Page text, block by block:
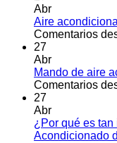
Abr
Aire
Comentarios
27
Abr
Mando de aire
Comentarios
27
Abr
¿Por qué es
Acondicionado